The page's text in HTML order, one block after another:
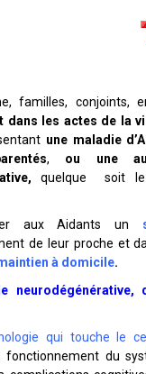
familles, conjoints,
dans les actes de la
une maladie
, ou une
quelque soit
aux Aidants un
de leur proche et
à domicile.
neurodégénérative,
qui touche le
fonctionnement du